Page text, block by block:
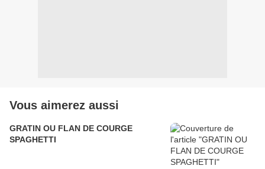
Vous aimerez aussi
GRATIN OU FLAN DE COURGE
SPAGHETTI